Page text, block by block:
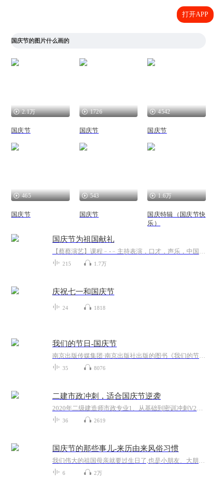
打开APP
国庆节的图片什么画的
2.1万
国庆节
1726
国庆节
4542
国庆节
465
国庆节
543
国庆节
1.6万
国庆特辑（国庆节快
乐）
国庆节为祖国献礼
【蔡蔡演艺】课程﹣-﹣主持表演，口才，声乐，中国舞，民族舞。独特的小舞台，专业的录音棚，每一位同学都能成为优秀的小明星。独特的教学模式，轻松上课，快乐学习！知名主持人，舞蹈家，高级教师任职授课！江南总校：河沟街42号三楼 18545856430江北分校...
215 1.7万
庆祝七一和国庆节
24 1818
我们的节日-国庆节
南京出版传媒集团·南京出版社出版的图书《我们的节日》通过对中国节日文化和节日意义进行深度的挖掘，面向青少年群体构建独具特色的栏目内容，以此丰富春节、元宵节、清明节、端午节、七夕节、中秋节、重阳节等传统节日；六一节、教师节、国庆节等新兴节日的文化内涵和表现形式。促进青少年形成新的节日习俗，提升节日仪式感、认同感。音频作品由金陵朗读者联盟志愿者朗诵，南京音像出版社、金陵图书馆联合制作。
35 8076
二建市政冲刺，适合国庆节逆袭
2020年二级建造师市政专业1、从基础到密训冲刺V2、从精华课程到超压密押V3、0基础同步更新v4、持续更新到2020年考试V5、只要你跟着学让你一次稳拿证V6、渠道超压压题，超压三页纸等独家绝密压题!
36 2619
国庆节的那些事儿-来历由来风俗习惯
我们伟大的祖国母亲就要过生日了,也是小朋友、大朋友们最喜欢的“国庆小长假”或说“黄金周”还有说”国庆7天乐”的，说法真是不一而足。那么“国庆节”是怎么来的？自古以来国庆节怎么庆贺？新中国国庆节的来历，以及新中国国庆节的庆贺方式又有哪些呢？ ...
6 2万